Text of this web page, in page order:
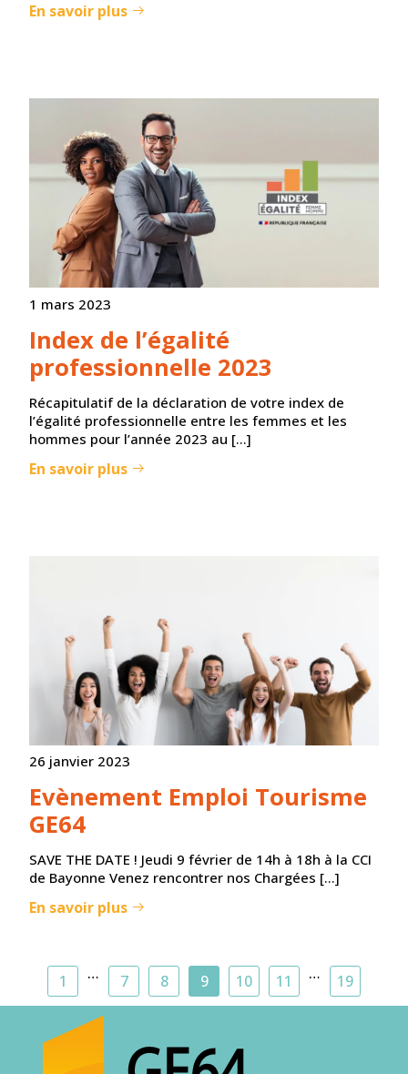
En savoir plus
1 mars 2023
Index de l’égalité
professionnelle 2023
Récapitulatif de la déclaration de votre index de
l’égalité professionnelle entre les femmes et les
hommes pour l’année 2023 au […]
En savoir plus
26 janvier 2023
Evènement Emploi Tourisme
GE64
SAVE THE DATE ! Jeudi 9 février de 14h à 18h à la CCI
de Bayonne Venez rencontrer nos Chargées […]
En savoir plus
1 … 7 8 9 10 11 … 19